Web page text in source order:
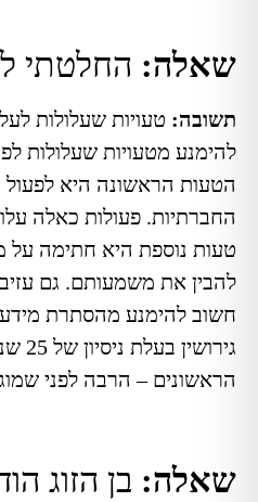
שאלה: החלטתי
תשובה: טעויות שעלולות
להימנע מטעויות שעלולות
הטעות הראשונה היא
החברתיות. פעולות כאלה
טעות נוספת היא חתימה על
להבין את משמעותם. גם
חשוב להימנע מהסתרת
הראשונים – הרבה לפני
שאלה: בן הזוג